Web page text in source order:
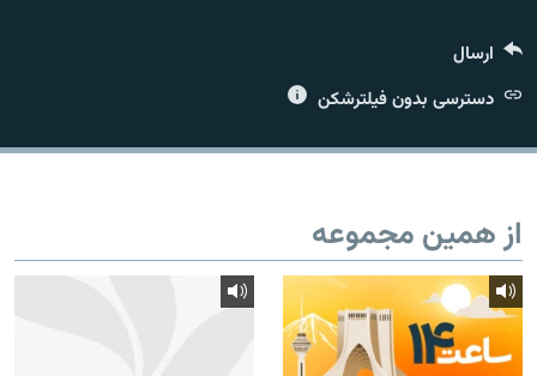
زبان‌های دیگر
ارسال
دسترسی بدون فیلترشکن
از همین مجموعه